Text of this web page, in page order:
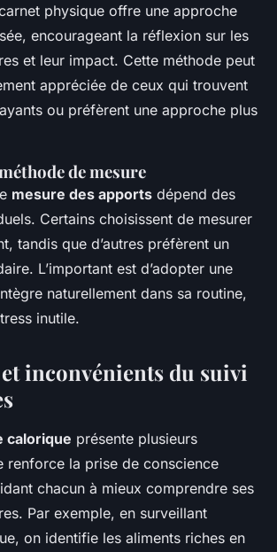
physique offre une approche
encourageant la réflexion sur les
et leur impact. Cette méthode peut
appréciée de ceux qui trouvent
ou préfèrent une approche plus
de mesure
mesure des apports dépend des
Certains choisissent de mesurer
tandis que d’autres préfèrent un
L’important est d’adopter une
naturellement dans sa routine,
inutile.
et inconvénients du suivi
calorique présente plusieurs
renforce la prise de conscience
chacun à mieux comprendre ses
Par exemple, en surveillant
on identifie les aliments riches en